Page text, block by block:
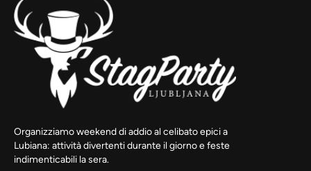
Organizziamo weekend di addio al celibato epici a
Lubiana: attività divertenti durante il giorno e feste
indimenticabili la sera.